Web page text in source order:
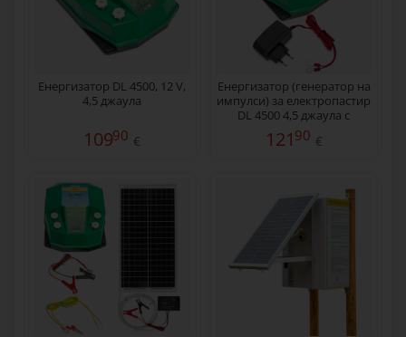
Енергизатор DL 4500, 12 V,
4,5 джаула
10990 €
Енергизатор (генератор на
импулси) за електропастир
DL 4500 4,5 джаула с
мрежов адаптер 230/12 V
121 90 €